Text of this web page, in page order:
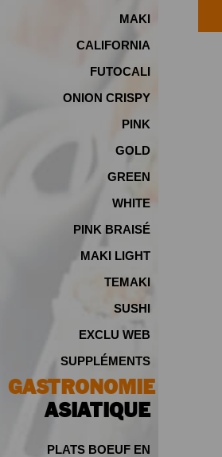
MAKI
CALIFORNIA
FUTOCALI
ONION CRISPY
PINK
GOLD
GREEN
WHITE
PINK BRAISÉ
MAKI LIGHT
TEMAKI
SUSHI
EXCLU WEB
SUPPLÉMENTS
GASTRONOMIE
ASIATIQUE
PLATS BOEUF EN